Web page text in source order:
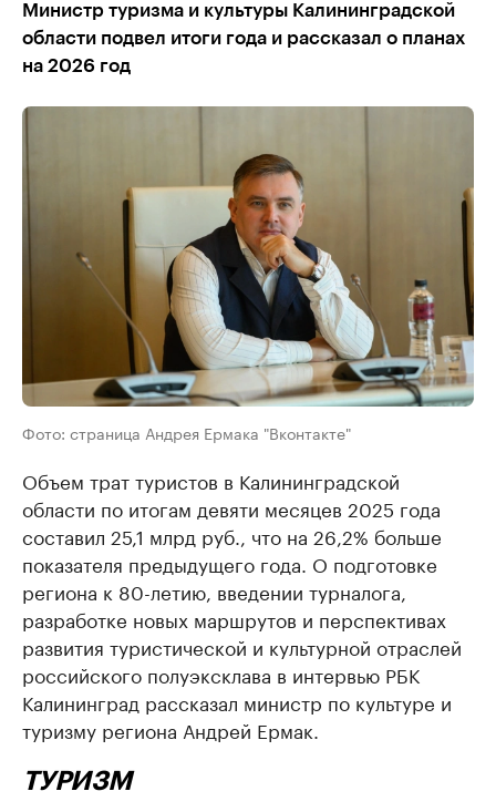
Министр туризма и культуры Калининградской
области подвел итоги года и рассказал о планах
на 2026 год
Фото: страница Андрея Ермака "Вконтакте"
Объем трат туристов в Калининградской
области по итогам девяти месяцев 2025 года
составил 25,1 млрд руб., что на 26,2% больше
показателя предыдущего года. О подготовке
региона к 80-летию, введении турналога,
разработке новых маршрутов и перспективах
развития туристической и культурной отраслей
российского полуэксклава в интервью РБК
Калининград рассказал министр по культуре и
туризму региона Андрей Ермак.
ТУРИЗМ